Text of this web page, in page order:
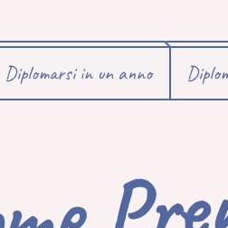
Diplomarsi in un anno